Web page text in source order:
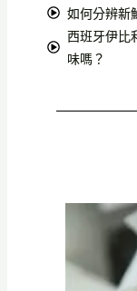
如何分辨新
西班牙伊比
味嗎？